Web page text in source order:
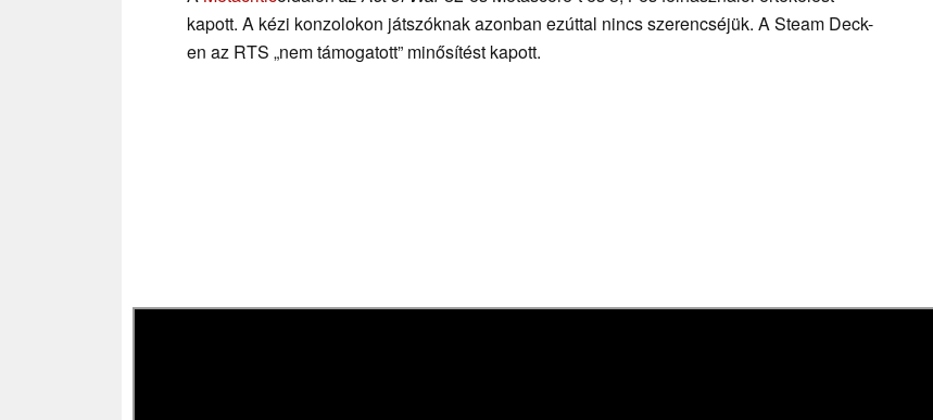
kapott. A kézi konzolokon játszóknak azonban ezúttal nincs szerencséjük. A Steam Deck-
en az RTS „nem támogatott” minősítést kapott.